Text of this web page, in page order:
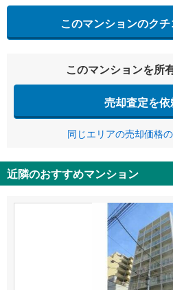
このマンションのク
このマンションを所
売却査定を
同じエリアの売却価格
近隣のおすすめマンション